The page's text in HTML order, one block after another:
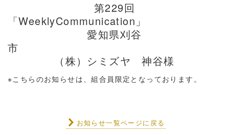
第229回
「
愛知県刈谷
（株）シミズヤ 神谷様
※こちらのお知らせは、組合員限定となっております。
お知らせ一覧ページに戻る